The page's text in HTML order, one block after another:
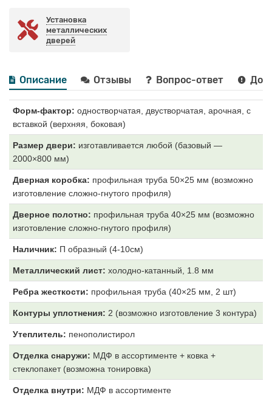
Установка
металлических
дверей
Описание Отзывы Вопрос-ответ
Форм-фактор: одностворчатая, двустворчатая, арочная, с
вставкой (верхняя, боковая)
Размер двери: изготавливается любой (базовый —
2000×800 мм)
Дверная коробка: профильная труба 50×25 мм (возможно
изготовление сложно-гнутого профиля)
Дверное полотно: профильная труба 40×25 мм (возможно
изготовление сложно-гнутого профиля)
Наличник: П образный (4-10см)
Металлический лист: холодно-катанный, 1.8 мм
Ребра жесткости: профильная труба (40×25 мм, 2 шт)
Контуры уплотнения: 2 (возможно изготовление 3 контура)
Утеплитель: пенополистирол
Отделка снаружи: МДФ в ассортименте + ковка +
стеклопакет (возможна тонировка)
Отделка внутри: МДФ в ассортименте